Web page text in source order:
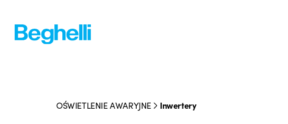
OŚWIETLENIE AWARYJNE Inwertery